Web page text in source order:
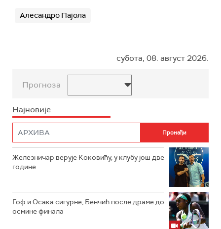
Алесандро Пајола
субота, 08. август 2026.
Прогноза
Најновије
Железничар верује Коковићу, у клубу још две
године
Гоф и Осака сигурне, Бенчић после драме до
осмине финала